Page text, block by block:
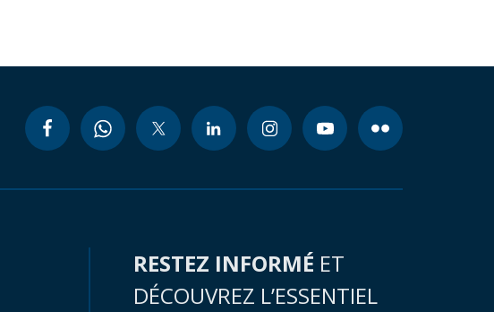
RESTEZ INFORMÉ ET
DÉCOUVREZ L’ESSENTIEL